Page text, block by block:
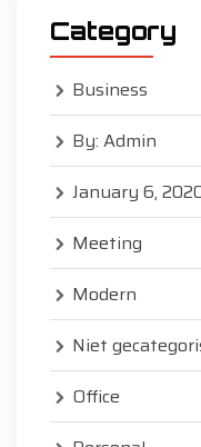
Category
Business
By: Admin
January 6,
Meeting
Modern
Niet
Office